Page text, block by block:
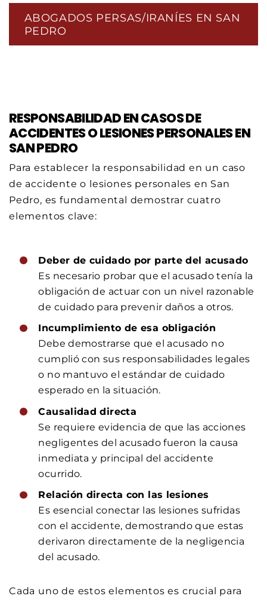
ABOGADOS PERSAS/IRANÍES EN SAN
PEDRO
RESPONSABILIDAD EN CASOS DE
ACCIDENTES O LESIONES PERSONALES EN
SAN PEDRO
Para establecer la responsabilidad en un caso
de accidente o lesiones personales en San
Pedro, es fundamental demostrar cuatro
elementos clave:
Deber de cuidado por parte del acusado
Es necesario probar que el acusado tenía la
obligación de actuar con un nivel razonable
de cuidado para prevenir daños a otros.
Incumplimiento de esa obligación
Debe demostrarse que el acusado no
cumplió con sus responsabilidades legales
o no mantuvo el estándar de cuidado
esperado en la situación.
Causalidad directa
Se requiere evidencia de que las acciones
negligentes del acusado fueron la causa
inmediata y principal del accidente
ocurrido.
Relación directa con las lesiones
Es esencial conectar las lesiones sufridas
con el accidente, demostrando que estas
derivaron directamente de la negligencia
del acusado.
Cada uno de estos elementos es crucial para